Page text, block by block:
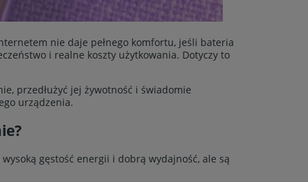
nie daje pełnego komfortu, jeśli bateria
i realne koszty użytkowania. Dotyczy to
przedłużyć jej żywotność i świadomie
urządzenia.
gęstość energii i dobrą wydajność, ale są